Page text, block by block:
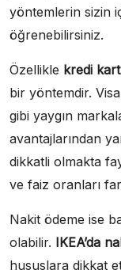
yöntemlerin sizin
öğrenebilirsiniz.
Özellikle kredi
bir yöntemdir.
gibi yaygın
avantajlarından
dikkatli olmakta
ve faiz oranları
Nakit ödeme ise
olabilir. IKEA’da
hususlara dikkat